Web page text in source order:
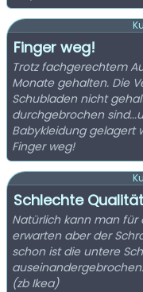
Finger weg!
Trotz fachgerechtem
Monate gehalten. Die
Schubladen nicht
durchgebrochen
Babykleidung gelagert
Finger weg!
Schlechte Qualität
Natürlich kann man für
erwarten aber der
schon ist die untere
(zb Ikea)